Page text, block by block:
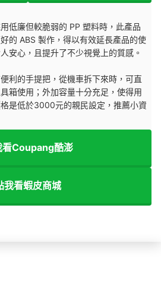
低廉但較脆弱的 PP 塑料時，此產品
的 ABS 製作，得以有效延長產品的使
安心，且提升了不少視覺上的質感。
利的手提把，從機車拆下來時，可直
箱使用；外加容量十分充足，使得用
是低於3000元的親民設定，推薦小資
看Coupang酷澎
我看蝦皮商城